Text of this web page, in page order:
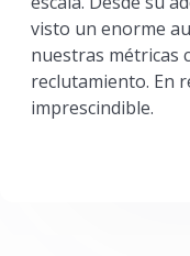
visto un enorme
nuestras métricas
reclutamiento. En
imprescindible.